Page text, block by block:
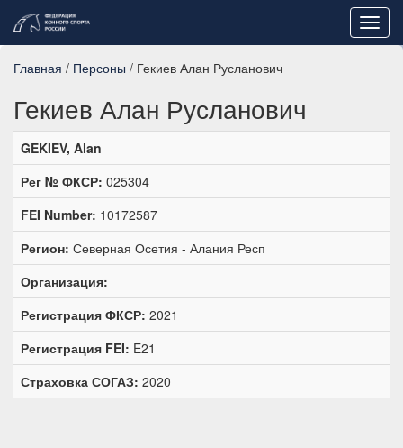
Главная / Персоны / Гекиев Алан Русланович
Гекиев Алан Русланович
GEKIEV, Alan
Рег № ФКСР: 025304
FEI Number: 10172587
Регион: Северная Осетия - Алания Респ
Организация:
Регистрация ФКСР: 2021
Регистрация FEI: E21
Страховка СОГАЗ: 2020